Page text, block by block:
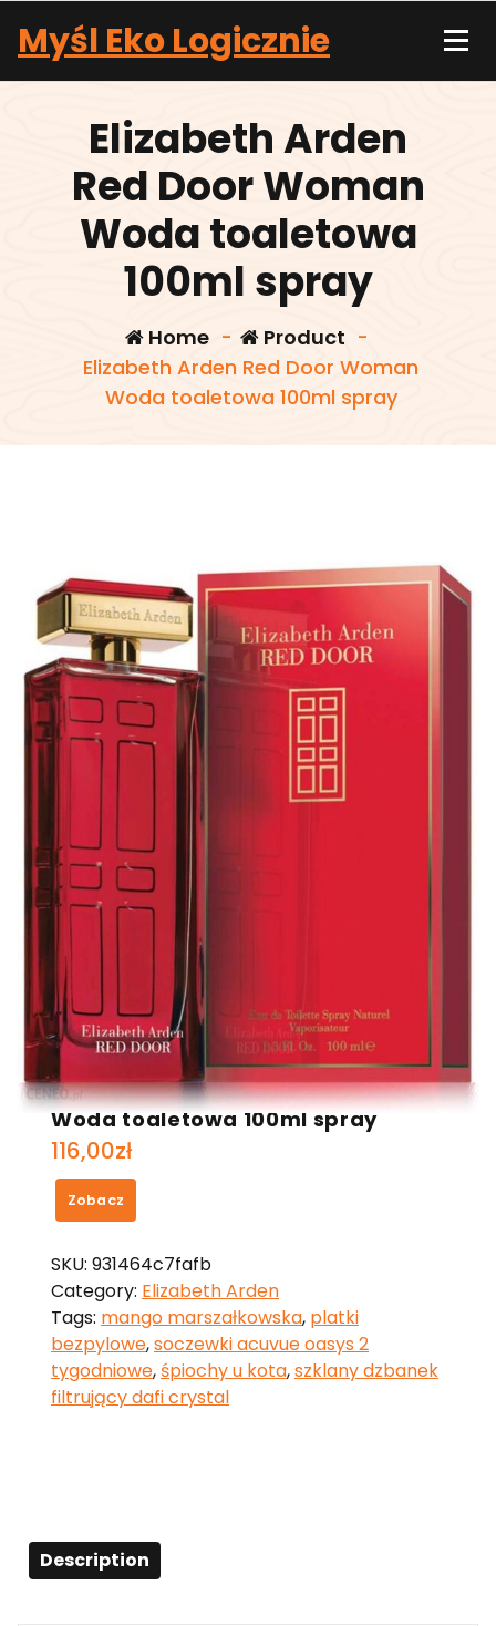
content
Myśl Eko Logicznie
Elizabeth Arden
Red Door Woman
Woda toaletowa
100ml spray
Home- Product -
Elizabeth Arden Red Door Woman
Woda toaletowa 100ml spray
Elizabeth Arden Red Door Woman
Woda toaletowa 100ml spray
116,00zł
Zobacz
SKU: 931464c7fafb
Category: Elizabeth Arden
Tags: mango marszałkowska, platki
bezpylowe,soczewki acuvue oasys 2
tygodniowe,śpiochy u kota,szklany dzbanek
filtrujący dafi crystal
Description